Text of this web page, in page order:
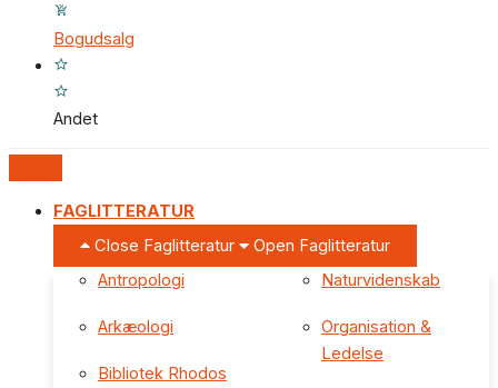
Bogudsalg
Andet
FAGLITTERATUR
Close Faglitteratur
Open Faglitteratur
Antropologi
Arkæologi
Bibliotek Rhodos
Naturvidenskab
Organisation &
Ledelse